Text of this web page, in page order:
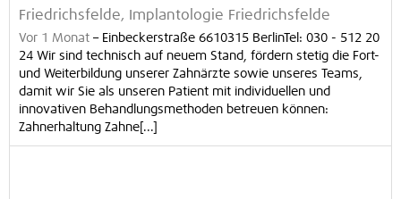
Friedrichsfelde, Implantologie Friedrichsfelde
Vor 1 Monat – Einbeckerstraße 6610315 BerlinTel: 030 - 512 20
24 Wir sind technisch auf neuem Stand, fördern stetig die Fort-
und Weiterbildung unserer Zahnärzte sowie unseres Teams,
damit wir Sie als unseren Patient mit individuellen und
innovativen Behandlungsmethoden betreuen können:
Zahnerhaltung Zahne[...]